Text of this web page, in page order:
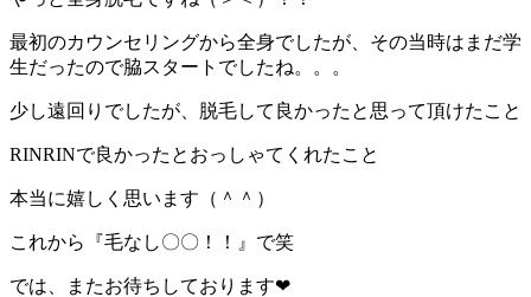
最初のカウンセリングから全身でしたが、その当時はまだ学
生だったので脇スタートでしたね。。。
少し遠回りでしたが、脱毛して良かったと思って頂けたこと
RINRINで良かったとおっしゃてくれたこと
本当に嬉しく思います（＾＾）
これから『毛なし〇〇！！』で笑
では、またお待ちしております❤